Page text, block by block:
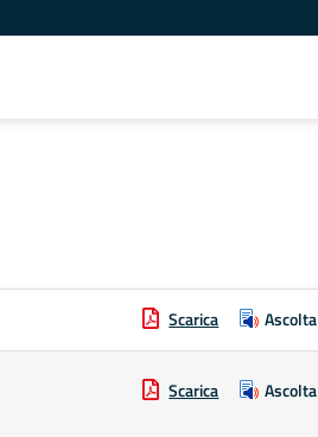
Scarica Ascolta
Scarica Ascolta